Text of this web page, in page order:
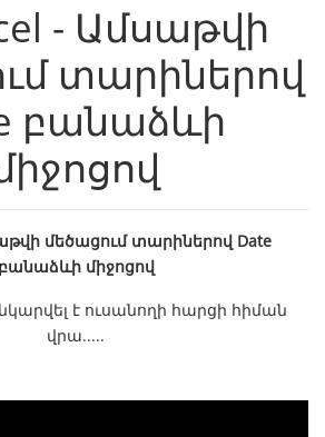
- Ամսաթվի
տարիներով
բանաձևի
մեծացում տարիներով Date
բանաձևի միջոցով
է ուսանողի հարցի հիման
վրա.....